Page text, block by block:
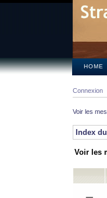
HOME
Connexion
Voir les
Index
Voir les